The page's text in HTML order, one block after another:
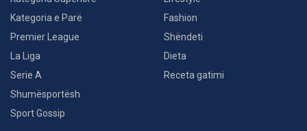
Kategoria e Parë
Premier League
La Liga
Serie A
Shumësportësh
Sport Gossip
Fashion
Shëndeti
Dieta
Receta gatimi